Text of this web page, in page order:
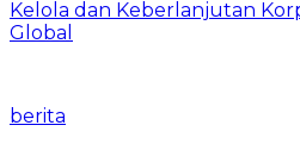
Kelola dan Keberlanjutan
Global
berita